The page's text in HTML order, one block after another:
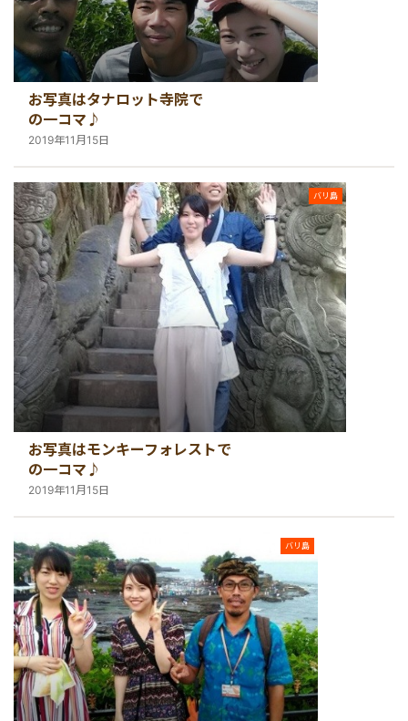
お写真はタナロット寺院で
の一コマ♪
2019年11月15日
バリ島
お写真はモンキーフォレストで
の一コマ♪
2019年11月15日
バリ島